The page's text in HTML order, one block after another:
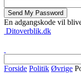
En adgangskode vil
Ditoverblik.dk
Forside Politik Øvrige